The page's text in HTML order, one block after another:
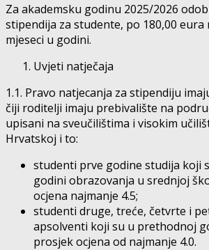
Za akademsku godinu 2025/2026
stipendija za studente, po 180,00 eura
mjeseci u godini.
Uvjeti natječaja
1.1. Pravo natjecanja za stipendiju
čiji roditelji imaju prebivalište na
upisani na sveučilištima i visokim
Hrvatskoj i to:
studenti prve godine studija koji
godini obrazovanja u srednjoj
ocjena najmanje 4.5;
studenti druge, treće, četvrte i
apsolventi koji su u prethodnoj
prosjek ocjena od najmanje 4.0.